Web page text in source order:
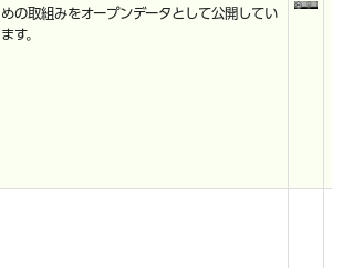
めの取組みをオープンデータとして公開してい
ます。